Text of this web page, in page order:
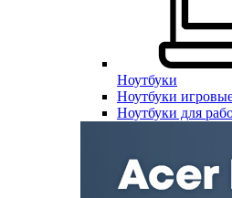
Ноутбуки
Ноутбуки
Ноутбуки для